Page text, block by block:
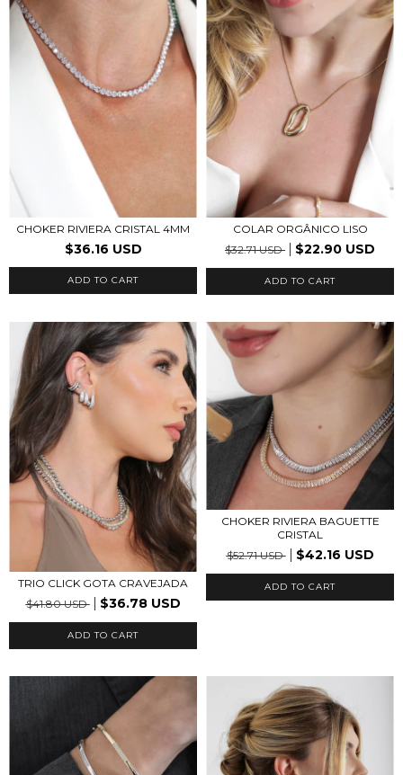
CHOKER RIVIERA CRISTAL 4MM
$36.16 USD
ADD TO CART
COLAR ORGÂNICO LISO
$32.71 USD
$22.90 USD
ADD TO CART
TRIO CLICK GOTA CRAVEJADA
$41.80 USD
$36.78 USD
ADD TO CART
CHOKER RIVIERA BAGUETTE
CRISTAL
$52.71 USD
$42.16 USD
ADD TO CART